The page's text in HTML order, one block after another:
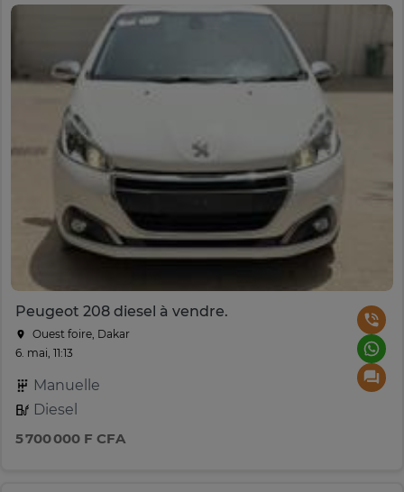
Peugeot 208 diesel à vendre.
Ouest foire, Dakar
6. mai, 11:13
Manuelle
Diesel
5 700 000 F CFA